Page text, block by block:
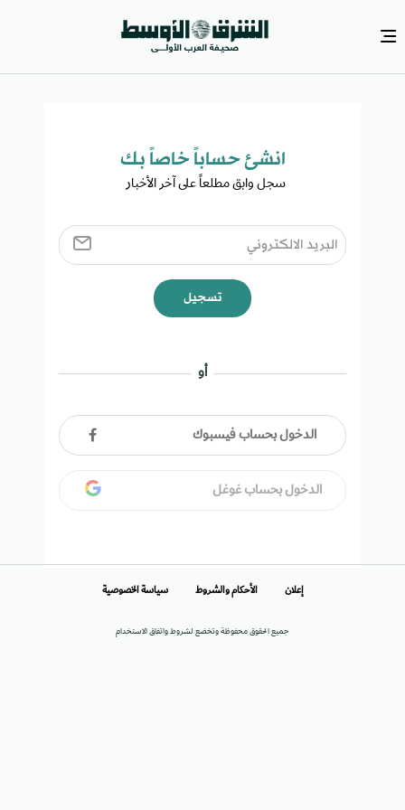
انشئ حساباً خاصاً بك​
سجل وابق مطلعاً على آخر الأخبار ​
تسجيل
أو
الدخول بحساب فيسبوك
الدخول بحساب غوغل
جميع الحقوق محفوظة وتخضع لشروط واتفاق الاستخدام
إعلان الأحكام والشروط سياسة الخصوصية